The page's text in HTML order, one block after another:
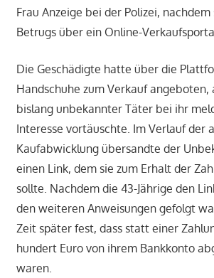
Frau Anzeige bei der Polizei,
Betrugs über ein Online-
Die Geschädigte hatte über die
Handschuhe zum Verkauf angeboten,
bislang unbekannter Täter bei ihr
Interesse vortäuschte. Im Verlauf der
Kaufabwicklung übersandte der
einen Link, dem sie zum Erhalt der
sollte. Nachdem die 43-Jährige den
den weiteren Anweisungen gefolgt
Zeit später fest, dass statt einer
hundert Euro von ihrem Bankkonto
waren.